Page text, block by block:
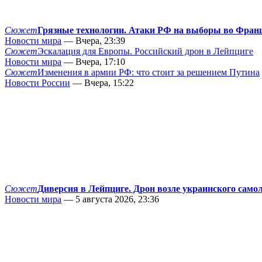
СюжетГрязные технологии. Атаки РФ на выборы во
Новости мира — Вчера, 23:39
СюжетЭскалация для Европы. Российский дрон в Лейпциге
Новости мира — Вчера, 17:10
СюжетИзменения в армии РФ: что стоит за решением Путина
Новости России — Вчера, 15:22
СюжетДиверсия в Лейпциге. Дрон возле украинского
Новости мира — 5 августа 2026, 23:36